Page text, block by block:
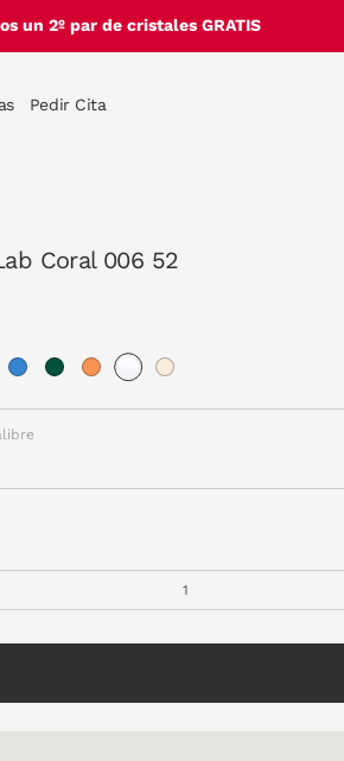
un 2º par de cristales GRATIS
Pedir Cita
Coral 006 52